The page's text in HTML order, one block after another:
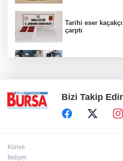
Tarihi eser
çarptı
Bizi Takip
Künye
İletişim